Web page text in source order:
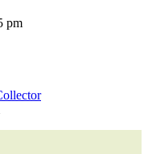
pm